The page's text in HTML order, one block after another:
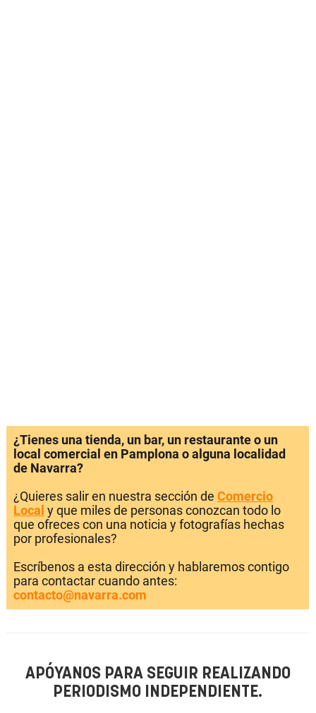
¿Tienes una tienda, un bar, un restaurante o un
local comercial en Pamplona o alguna localidad
de Navarra?
¿Quieres salir en nuestra sección de Comercio
Local y que miles de personas conozcan todo lo
que ofreces con una noticia y fotografías hechas
por profesionales?
Escríbenos a esta dirección y hablaremos contigo
para contactar cuando antes:
contacto@navarra.com
APÓYANOS PARA SEGUIR REALIZANDO
PERIODISMO INDEPENDIENTE.